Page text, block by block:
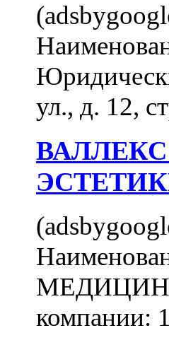
ул., д. 12,
компании: